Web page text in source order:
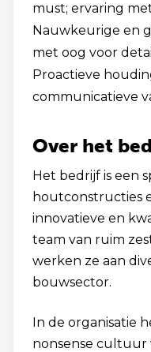
must; ervaring
Nauwkeurige en
met oog voor
Proactieve
communicatieve
Over het
Het bedrijf is een
houtconstructies
innovatieve en
team van ruim
werken ze aan
bouwsector.
In de organisatie
nonsense cultuur